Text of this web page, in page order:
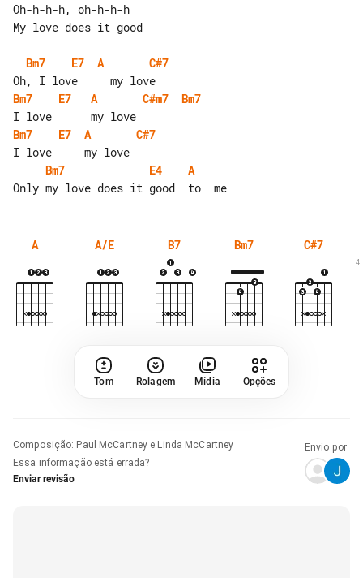
Oh-h-h-h, oh-h-h-h
My love does it good
Bm7 E7 A
C#7
Bm7
E7 A C#m7
Bm7
Bm7
E7 A
C#7
Bm7
E4
A
A A/E B7 Bm7 C#7
4
Tom Rolagem Mídia Opções
Composição: Paul McCartney e Linda McCartney
Essa informação está errada?
Enviar revisão
Envio por